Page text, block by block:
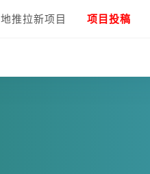
地推拉新项目 项目投稿